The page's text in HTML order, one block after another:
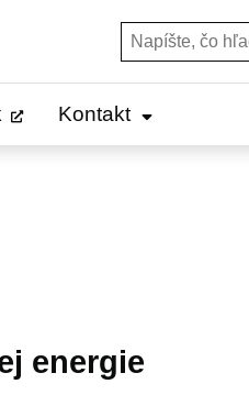
Hľadať:
Kontakt
energie